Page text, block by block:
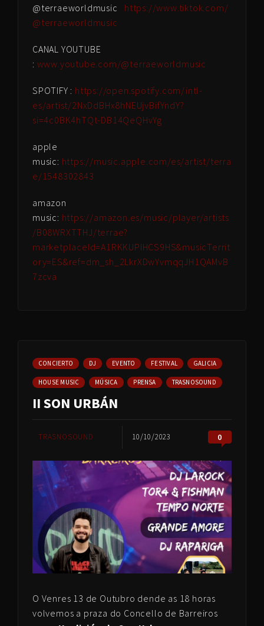
@terraeworldmusic https://www.tiktok.com/
@terraeworldmusic
CANAL YOUTUBE
: www.youtube.com/@terraeworldmusic
SPOTIFY : https://open.spotify.com/intl-
es/artist/2NxDdBHx8hNEUjvBifYndY?
si=4c0BK4hTQt-DB14QeQHvYg
apple
music: https://music.apple.com/es/artist/terra
e/1548302843
amazon
music: https://amazon.es/music/player/artists
/B08WRXTTHJ/terrae?
marketplaceId=A1RKKUPIHCS9HS&musicTerrit
ory=ES&ref=dm_sh_2LkrXDwYvmqqJH1QAMvB
7zcva
CONCIERTO DJ EVENTO FESTIVAL GALICIA
HOUSE MUSIC MÚSICA PRENSA TRASNOSOUND
II SON URBÁN
TRASNOSOUND 10/10/2023 0
O Venres 13 de Outubro dende as 18 horas
volvemos a praza do Concello de Barreiros